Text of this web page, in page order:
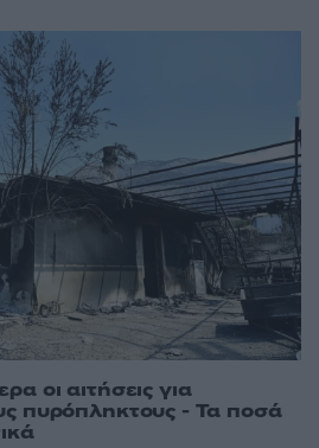
οι αιτήσεις για
πυρόπληκτους - Τα ποσά